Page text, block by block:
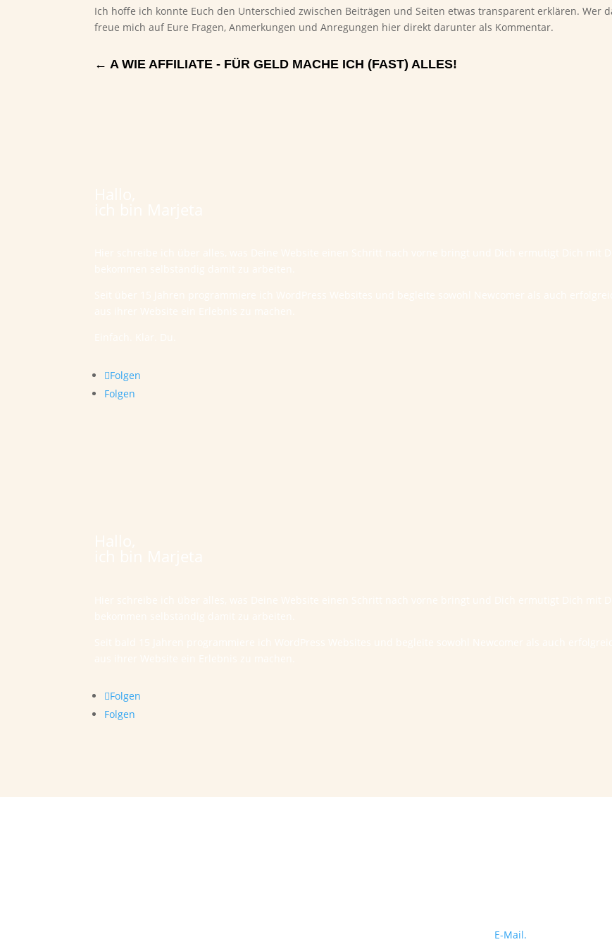
Ich hoffe ich konnte Euch den Unterschied zwischen Beiträgen und Seiten etwas transparent erklären. Wer
freue mich auf Eure Fragen, Anmerkungen und Anregungen hier direkt darunter als Kommentar.
← A WIE AFFILIATE - FÜR GELD MACHE ICH (FAST) ALLES!
Folgen
Folgen
Folgen
Folgen
E-Mail.